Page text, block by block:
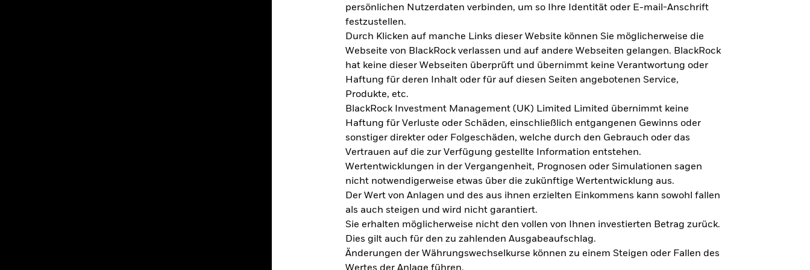
persönlichen Nutzerdaten verbinden, um so Ihre Identität oder E-mail-Anschrift
festzustellen.
Durch Klicken auf manche Links dieser Website können Sie möglicherweise die
Webseite von BlackRock verlassen und auf andere Webseiten gelangen. BlackRock
hat keine dieser Webseiten überprüft und übernimmt keine Verantwortung oder
Haftung für deren Inhalt oder für auf diesen Seiten angebotenen Service,
Produkte, etc.
BlackRock Investment Management (UK) Limited Limited übernimmt keine
Haftung für Verluste oder Schäden, einschließlich entgangenen Gewinns oder
sonstiger direkter oder Folgeschäden, welche durch den Gebrauch oder das
Vertrauen auf die zur Verfügung gestellte Information entstehen.
Wertentwicklungen in der Vergangenheit, Prognosen oder Simulationen sagen
nicht notwendigerweise etwas über die zukünftige Wertentwicklung aus.
Der Wert von Anlagen und des aus ihnen erzielten Einkommens kann sowohl fallen
als auch steigen und wird nicht garantiert.
Sie erhalten möglicherweise nicht den vollen von Ihnen investierten Betrag zurück.
Dies gilt auch für den zu zahlenden Ausgabeaufschlag.
Änderungen der Währungswechselkurse können zu einem Steigen oder Fallen des